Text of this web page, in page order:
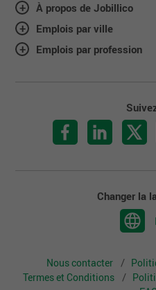
À propos de Jobillico
Emplois par ville
Emplois par profession
Changer la
Nous contacter
Termes et Conditions